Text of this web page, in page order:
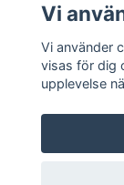
Vi
Vi använder
visas för dig
upplevelse